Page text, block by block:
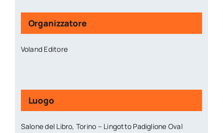
Organizzatore
Voland Editore
Luogo
Salone del Libro, Torino – Lingotto Padiglione Oval